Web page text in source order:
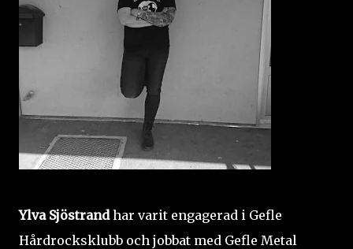
Ylva Sjöstrandhar varit engagerad i Gefle
Hårdrocksklubb och jobbat med Gefle Metal